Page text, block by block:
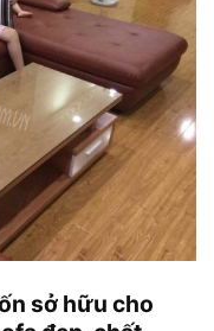
sở hữu cho